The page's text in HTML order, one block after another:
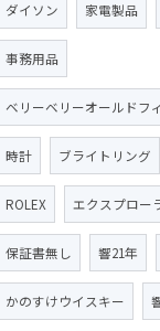
ダイソン 家電製品
事務用品
ベリーベリーオールドフ
時計 ブライトリング
ROLEX エクスプロー
保証書無し 響21年
かのすけウイスキー